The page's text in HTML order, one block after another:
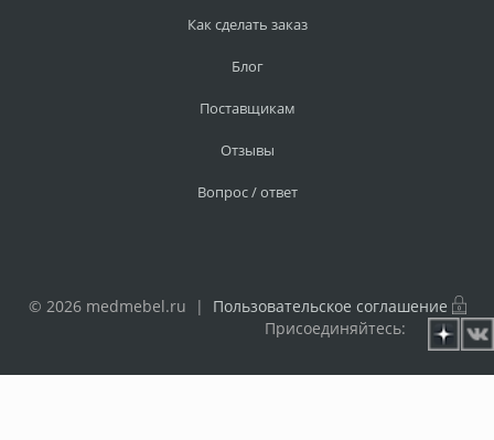
Как сделать заказ
Блог
Поставщикам
Отзывы
Вопрос / ответ
© 2026 medmebel.ru | Пользовательское соглашение
Присоединяйтесь: